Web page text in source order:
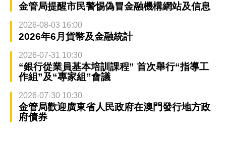
金管局提醒市民警惕偽冒金融機構網站及信息
2026-08-03 16:00
2026年6月貨幣及金融統計
2026-07-31 10:30
“銀行從業員基本培訓課程” 首次舉行“指導工
作組”及“專家組”會議
2026-07-30 10:30
金管局歡迎廣東省人民政府在澳門發行地方政
府債券